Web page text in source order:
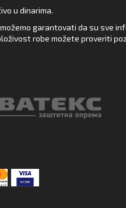
u dinarima.
garantovati da su sve
robe možete proveriti